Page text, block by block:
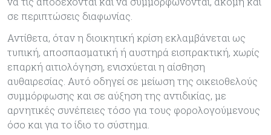
σε περιπτώσεις διαφωνίας.
Αντίθετα, όταν η διοικητική κρίση εκλαμβάνεται ως
τυπική, αποσπασματική ή αυστηρά εισπρακτική, χωρίς
επαρκή αιτιολόγηση, ενισχύεται η αίσθηση
αυθαιρεσίας. Αυτό οδηγεί σε μείωση της οικειοθελούς
συμμόρφωσης και σε αύξηση της αντιδικίας, με
αρνητικές συνέπειες τόσο για τους φορολογούμενους
όσο και για το ίδιο το σύστημα.